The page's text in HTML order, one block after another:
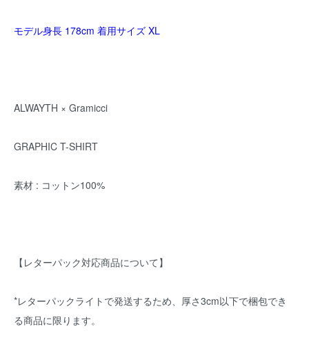
モデル身長 178cm 着用サイズ XL
ALWAYTH × Gramicci
GRAPHIC T-SHIRT
素材 : コットン100%
【レターパック対応商品について】
*レターパックライトで発送するため、厚さ3cm以下で梱包でき
る商品に限ります。